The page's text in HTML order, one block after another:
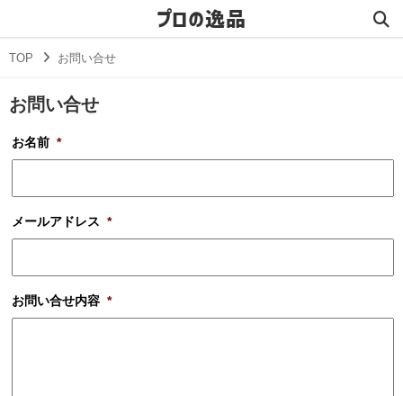
プロの逸品
TOP お問い合せ
お問い合せ
お名前 *
メールアドレス *
お問い合せ内容 *